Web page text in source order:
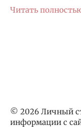
Читать
© 2026 Личный
информации с